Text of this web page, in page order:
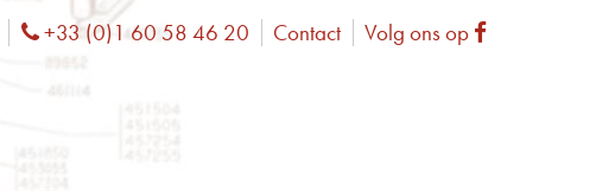
Phone
+33 (0)1 60 58 46 20 Contact Volg ons op Facebook